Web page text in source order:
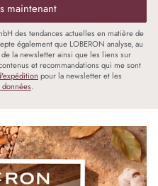
maintenant
des tendances actuelles en matière de
également que LOBERON analyse, au
la newsletter ainsi que les liens sur
et recommandations qui me sont
pour la newsletter et les
.